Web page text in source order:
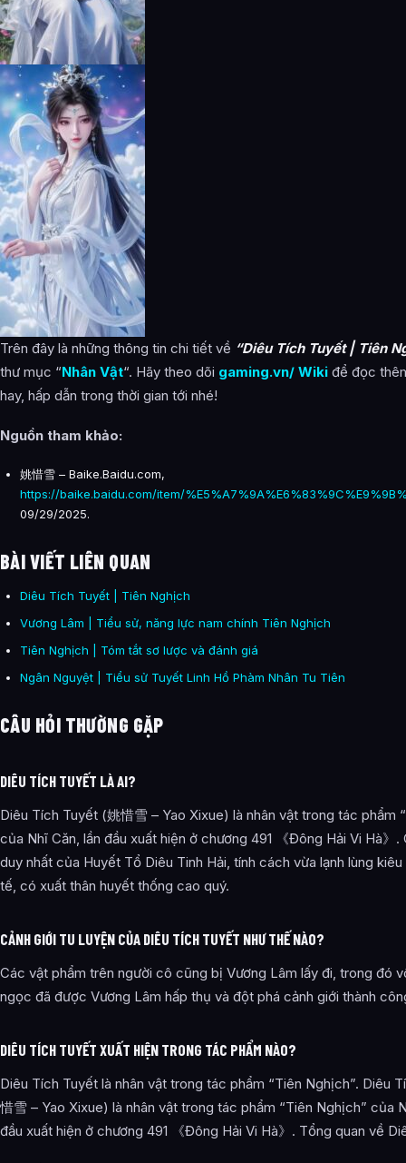
Trên đây là những thông tin chi tiết về “Diêu Tích Tuyết | Tiên
thư mục “Nhân Vật“. Hãy theo dõi gaming.vn/ Wiki để đọc
hay, hấp dẫn trong thời gian tới nhé!
Nguồn tham khảo:
姚惜雪 – Baike.Baidu.com,
https://baike.baidu.com/item/
09/29/2025.
BÀI VIẾT LIÊN QUAN
Diêu Tích Tuyết | Tiên Nghịch
Vương Lâm | Tiểu sử, năng lực nam chính Tiên Nghịch
Tiên Nghịch | Tóm tắt sơ lược và đánh giá
Ngân Nguyệt | Tiểu sử Tuyết Linh Hồ Phàm Nhân Tu Tiên
CÂU HỎI THƯỜNG GẶP
DIÊU TÍCH TUYẾT LÀ AI?
Diêu Tích Tuyết (姚惜雪 – Yao Xixue) là nhân vật trong tác phẩm
của Nhĩ Căn, lần đầu xuất hiện ở chương 491 《Đông Hải Vi Hà》.
duy nhất của Huyết Tổ Diêu Tinh Hải, tính cách vừa lạnh lùng
tế, có xuất thân huyết thống cao quý.
CẢNH GIỚI TU LUYỆN CỦA DIÊU TÍCH TUYẾT NHƯ THẾ NÀO?
Các vật phẩm trên người cô cũng bị Vương Lâm lấy đi, trong đó
ngọc đã được Vương Lâm hấp thụ và đột phá cảnh giới thành
DIÊU TÍCH TUYẾT XUẤT HIỆN TRONG TÁC PHẨM NÀO?
Diêu Tích Tuyết là nhân vật trong tác phẩm “Tiên Nghịch”. Diêu
惜雪 – Yao Xixue) là nhân vật trong tác phẩm “Tiên Nghịch” của
đầu xuất hiện ở chương 491 《Đông Hải Vi Hà》. Tổng quan về